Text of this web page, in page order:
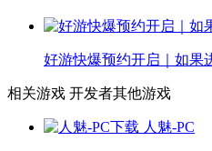
好游快爆预约开启｜如果
相关游戏 开发者其他游戏
人魅-PC